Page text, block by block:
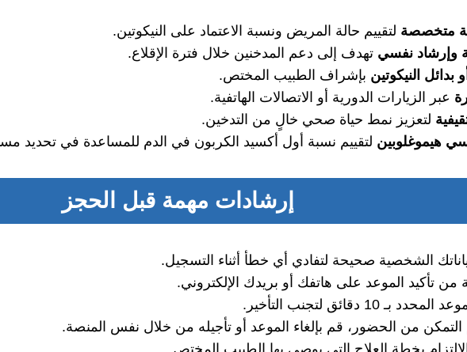
متخصصة لتقييم حالة المريض ونسبة الاعتماد على النيكوتين.
وإرشاد نفسي تهدف إلى دعم المدخنين خلال فترة الإقلاع.
النيكوتين بإشراف الطبيب المختص.
عبر الزيارات الدورية أو الاتصالات الهاتفية.
لتعزيز نمط حياة صحي خالٍ من التدخين.
هيموغلوبين لتقييم نسبة أول أكسيد الكربون في الدم للمساعدة في تحديد
إرشادات مهمة قبل الحجز
الشخصية صحيحة لتفادي أي خطأ أثناء التسجيل.
من تأكيد الموعد على هاتفك أو بريدك الإلكتروني.
10 دقائق لتجنب التأخير.
من الحضور، قم بإلغاء الموعد أو تأجيله من خلال نفس المنصة.